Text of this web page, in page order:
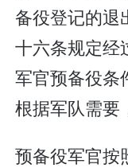
备役登记的退
十六条规定经
军官预备役条
根据军队需要
预备役军官按